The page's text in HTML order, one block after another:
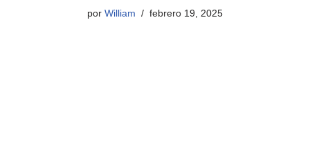
por William febrero 19, 2025